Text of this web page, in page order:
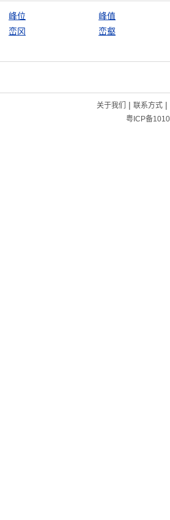
峰位
峰值
峦冈 峦壑
关于我们 | 联系方式|
粤ICP备